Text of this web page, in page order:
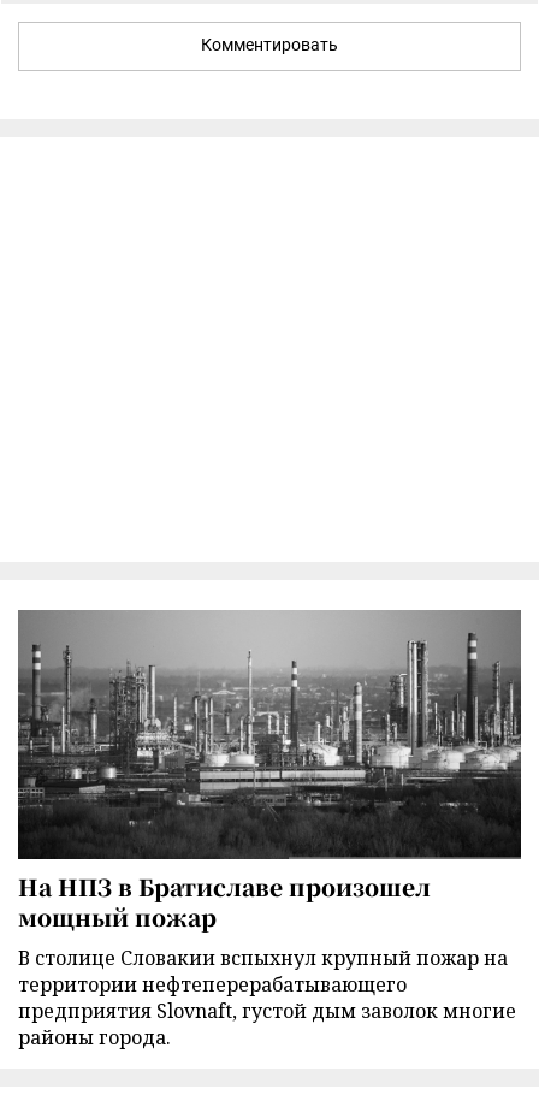
Комментировать
На НПЗ в Братиславе произошел
мощный пожар
В столице Словакии вспыхнул крупный пожар на
территории нефтеперерабатывающего
предприятия Slovnaft, густой дым заволок многие
районы города.